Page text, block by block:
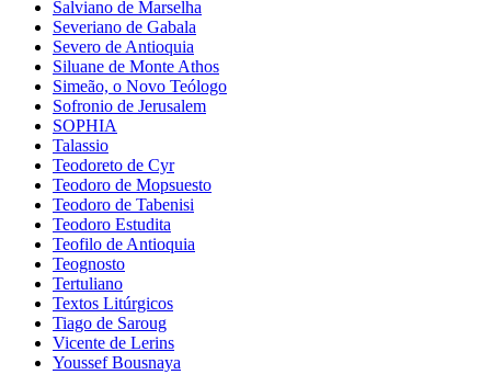
Salviano de Marselha
Severiano de Gabala
Severo de Antioquia
Siluane de Monte Athos
Simeão, o Novo Teólogo
Sofronio de Jerusalem
SOPHIA
Talassio
Teodoreto de Cyr
Teodoro de Mopsuesto
Teodoro de Tabenisi
Teodoro Estudita
Teofilo de Antioquia
Teognosto
Tertuliano
Textos Litúrgicos
Tiago de Saroug
Vicente de Lerins
Youssef Bousnaya